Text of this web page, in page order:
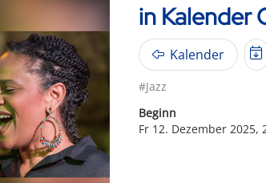
in Kalender
Kalender
#Jazz
Beginn
Fr 12. Dezember 2025,